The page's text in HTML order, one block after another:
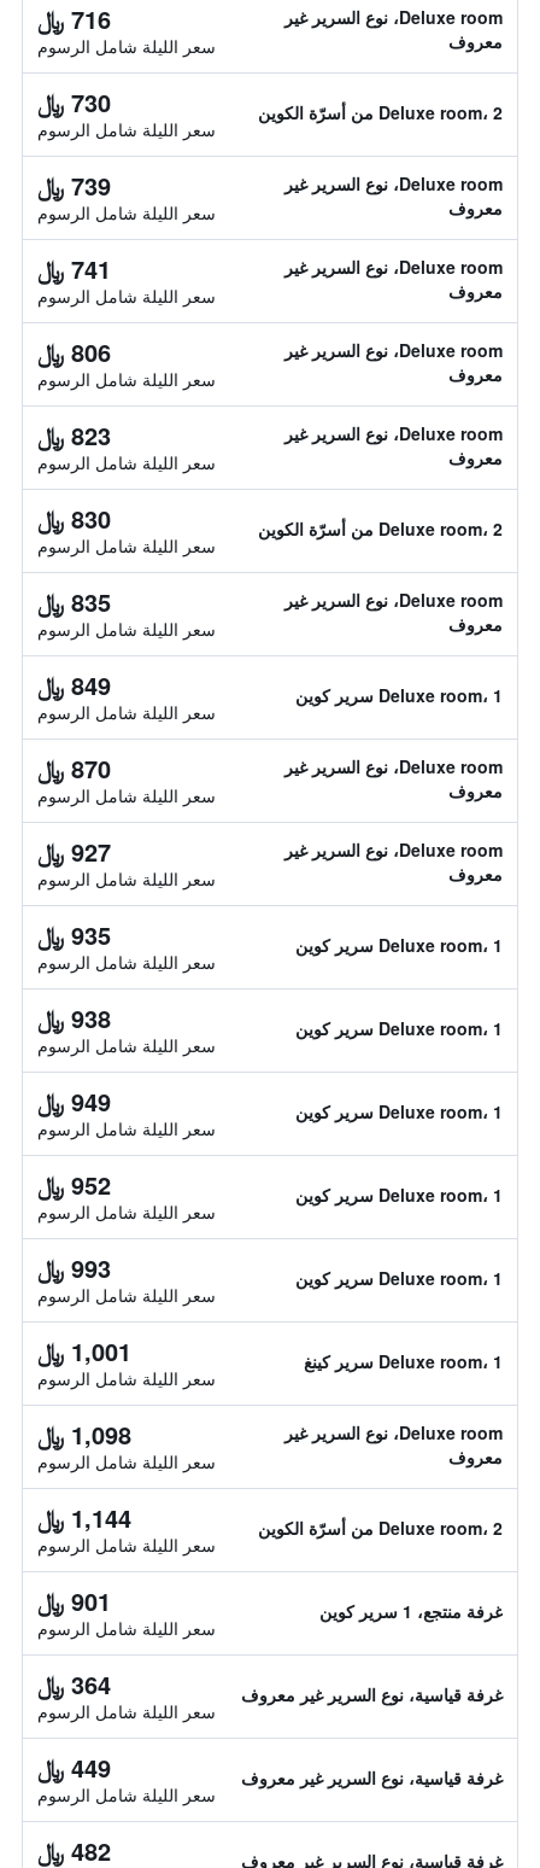
Deluxe room، نوع السرير غير
معروف
716 ﷼
سعر الليلة شامل الرسوم
Deluxe room، 2 من أسرّة الكوين 730 ﷼
سعر الليلة شامل الرسوم
Deluxe room، نوع السرير غير
معروف
739 ﷼
سعر الليلة شامل الرسوم
Deluxe room، نوع السرير غير
معروف
741 ﷼
سعر الليلة شامل الرسوم
Deluxe room، نوع السرير غير
معروف
806 ﷼
سعر الليلة شامل الرسوم
Deluxe room، نوع السرير غير
معروف
823 ﷼
سعر الليلة شامل الرسوم
Deluxe room، 2 من أسرّة الكوين 830 ﷼
سعر الليلة شامل الرسوم
Deluxe room، نوع السرير غير
معروف
835 ﷼
سعر الليلة شامل الرسوم
Deluxe room، 1 سرير كوين 849 ﷼
سعر الليلة شامل الرسوم
Deluxe room، نوع السرير غير
معروف
870 ﷼
سعر الليلة شامل الرسوم
Deluxe room، نوع السرير غير
معروف
927 ﷼
سعر الليلة شامل الرسوم
Deluxe room، 1 سرير كوين 935 ﷼
سعر الليلة شامل الرسوم
Deluxe room، 1 سرير كوين 938 ﷼
سعر الليلة شامل الرسوم
Deluxe room، 1 سرير كوين 949 ﷼
سعر الليلة شامل الرسوم
Deluxe room، 1 سرير كوين 952 ﷼
سعر الليلة شامل الرسوم
Deluxe room، 1 سرير كوين 993 ﷼
سعر الليلة شامل الرسوم
Deluxe room، 1 سرير كينغ 1,001 ﷼
سعر الليلة شامل الرسوم
Deluxe room، نوع السرير غير
معروف
1,098 ﷼
سعر الليلة شامل الرسوم
Deluxe room، 2 من أسرّة الكوين 1,144 ﷼
سعر الليلة شامل الرسوم
غرفة منتجع، 1 سرير كوين 901 ﷼
سعر الليلة شامل الرسوم
غرفة قياسية، نوع السرير غير معروف 364 ﷼
سعر الليلة شامل الرسوم
غرفة قياسية، نوع السرير غير معروف 449 ﷼
سعر الليلة شامل الرسوم
غرفة قياسية، نوع السرير غير معروف 482 ﷼